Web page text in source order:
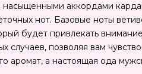
аккордами
нот. Базовые ноты
будет привлекать
позволяя вам
а настоящая ода